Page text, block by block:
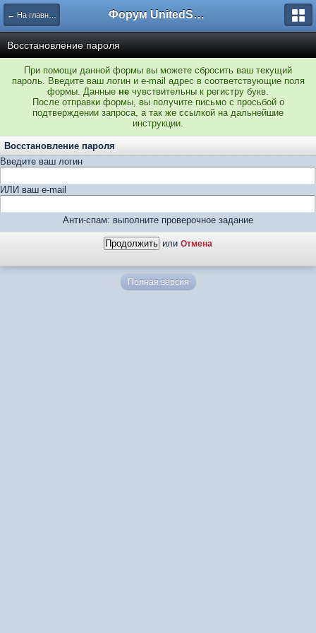
← На главную Форум UnitedSouth
Восстановление пароля
При помощи данной формы вы можете сбросить ваш текущий
пароль. Введите ваш логин и e-mail адрес в соответствующие поля
формы. Данные не чувствительны к регистру букв.
После отправки формы, вы получите письмо с просьбой о
подтверждении запроса, а так же ссылкой на дальнейшие
инструкции.
Восстановление пароля
Введите ваш логин
ИЛИ ваш e-mail
Анти-спам: выполните проверочное задание
или Отмена
Полная версия